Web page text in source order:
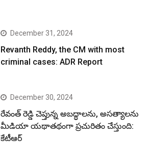
December 31, 2024
Revanth Reddy, the CM with most
criminal cases: ADR Report
December 30, 2024
రేవంత్ రెడ్డి చెప్తున్న అబద్ధాలను, అసత్యాలను
మీడియా యథాతథంగా ప్రచురితం చేస్తుంది:
కేటీఆర్